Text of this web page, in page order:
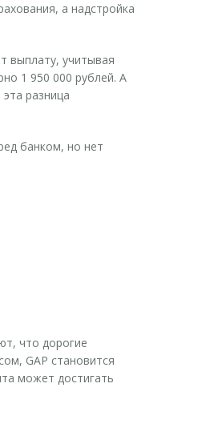
а надстройка
выплату, учитывая
1 950 000 рублей. А
разница
банком, но нет
что дорогие
GAP становится
может достигать